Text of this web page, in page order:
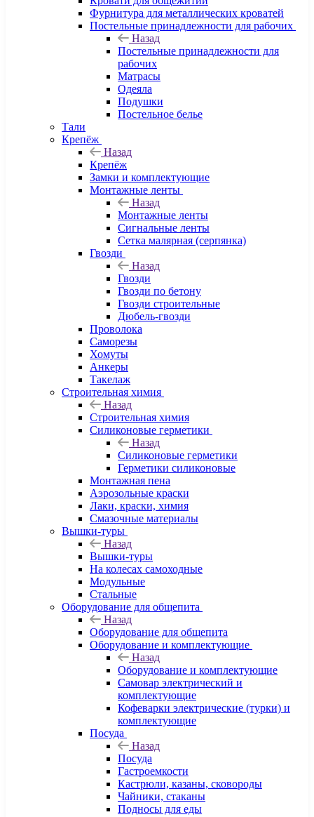
Фурнитура для металлических кроватей
Постельные принадлежности для рабочих
Назад
Постельные принадлежности для
рабочих
Матрасы
Одеяла
Подушки
Постельное белье
Тали
Крепёж
Назад
Крепёж
Замки и комплектующие
Монтажные ленты
Назад
Монтажные ленты
Сигнальные ленты
Сетка малярная (серпянка)
Гвозди
Назад
Гвозди
Гвозди по бетону
Гвозди строительные
Дюбель-гвозди
Проволока
Саморезы
Хомуты
Анкеры
Такелаж
Строительная химия
Назад
Строительная химия
Силиконовые герметики
Назад
Силиконовые герметики
Герметики силиконовые
Монтажная пена
Аэрозольные краски
Лаки, краски, химия
Смазочные материалы
Вышки-туры
Назад
Вышки-туры
На колесах самоходные
Модульные
Стальные
Оборудование для общепита
Назад
Оборудование для общепита
Оборудование и комплектующие
Назад
Оборудование и комплектующие
Самовар электрический и
комплектующие
Кофеварки электрические (турки) и
комплектующие
Посуда
Назад
Посуда
Гастроемкости
Кастрюли, казаны, сковороды
Чайники, стаканы
Подносы для еды